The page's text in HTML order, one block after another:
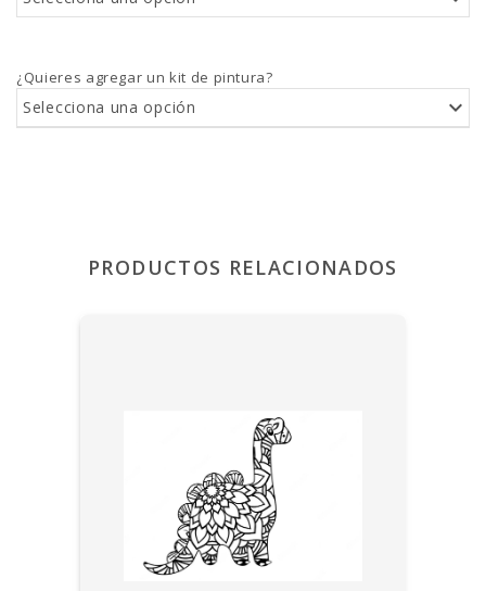
¿Quieres agregar un kit de pintura?
Selecciona una opción
PRODUCTOS RELACIONADOS